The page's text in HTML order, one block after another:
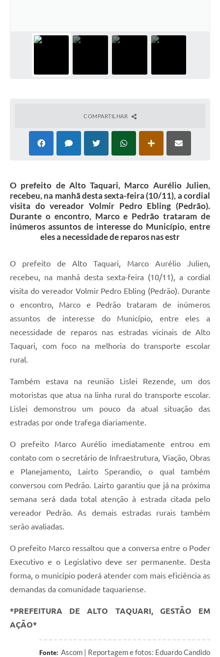
COMPARTILHAR
O prefeito de Alto Taquari, Marco Aurélio Julien,
recebeu, na manhã desta sexta-feira (10/11), a cordial
visita do vereador Volmir Pedro Ebling (Pedrão).
Durante o encontro, Marco e Pedrão trataram de
inúmeros assuntos de interesse do Município, entre
eles a necessidade de reparos nas estr
O prefeito de Alto Taquari, Marco Aurélio Julien,
recebeu, na manhã desta sexta-feira (10/11), a cordial
visita do vereador Volmir Pedro Ebling (Pedrão). Durante
o encontro, Marco e Pedrão trataram de inúmeros
assuntos de interesse do Município, entre eles a
necessidade de reparos nas estradas vicinais de Alto
Taquari, com foco na melhoria do transporte escolar
rural.
Também estava na reunião Lislei Rezende, um dos
motoristas que atua na linha rural do transporte escolar.
Lislei demonstrou um pouco da atual situação das
estradas por onde trafega diariamente.
O prefeito Marco Aurélio imediatamente entrou em
contato com o secretário de Infraestrutura, Viação, Obras
e Planejamento, Lairto Sperandio, o qual também
conversou com Pedrão. Lairto garantiu que já na próxima
semana será dada total atenção à estrada citada pelo
vereador Pedrão. As demais estradas rurais também
serão avaliadas.
O prefeito Marco ressaltou que a conversa entre o Poder
Executivo e o Legislativo deve ser permanente. Desta
forma, o município poderá atender com mais eficiência as
demandas da comunidade taquariense.
*PREFEITURA DE ALTO TAQUARI, GESTÃO EM
AÇÃO*
Fonte: Ascom | Reportagem e fotos: Eduardo Candido